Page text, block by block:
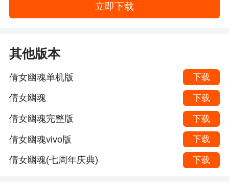
立即下载
其他版本
倩女幽魂单机版 下载
倩女幽魂 下载
倩女幽魂完整版 下载
倩女幽魂vivo版 下载
倩女幽魂(七周年庆典) 下载